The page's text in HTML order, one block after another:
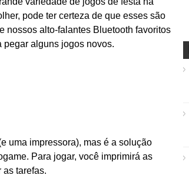
pode ter certeza de que esses são
nossos alto-falantes Bluetooth favoritos
pegar alguns jogos novos.
uma impressora), mas é a solução
Para jogar, você imprimirá as
tarefas.